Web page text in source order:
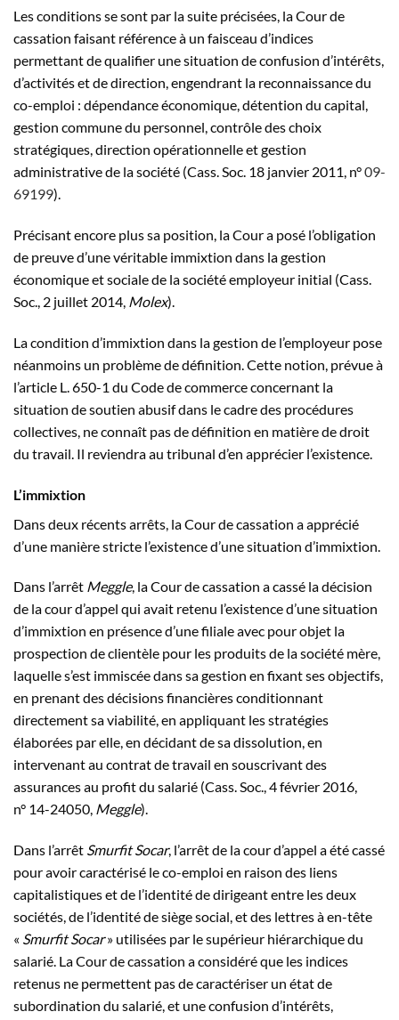
Les conditions se sont par la suite précisées, la Cour de
cassation faisant référence à un faisceau d’indices
permettant de qualifier une situation de confusion d’intérêts,
d’activités et de direction, engendrant la reconnaissance du
co-emploi : dépendance économique, détention du capital,
gestion commune du personnel, contrôle des choix
stratégiques, direction opérationnelle et gestion
administrative de la société (Cass. Soc. 18 janvier 2011, n°09-
69199).
Précisant encore plus sa position, la Cour a posé l’obligation
de preuve d’une véritable immixtion dans la gestion
économique et sociale de la société employeur initial (Cass.
Soc., 2 juillet 2014, Molex).
La condition d’immixtion dans la gestion de l’employeur pose
néanmoins un problème de définition. Cette notion, prévue à
l’article L. 650-1 du Code de commerce concernant la
situation de soutien abusif dans le cadre des procédures
collectives, ne connaît pas de définition en matière de droit
du travail. Il reviendra au tribunal d’en apprécier l’existence.
L’immixtion
Dans deux récents arrêts, la Cour de cassation a apprécié
d’une manière stricte l’existence d’une situation d’immixtion.
Dans l’arrêt Meggle, la Cour de cassation a cassé la décision
de la cour d’appel qui avait retenu l’existence d’une situation
d’immixtion en présence d’une filiale avec pour objet la
prospection de clientèle pour les produits de la société mère,
laquelle s’est immiscée dans sa gestion en fixant ses objectifs,
en prenant des décisions financières conditionnant
directement sa viabilité, en appliquant les stratégies
élaborées par elle, en décidant de sa dissolution, en
intervenant au contrat de travail en souscrivant des
assurances au profit du salarié (Cass. Soc., 4 février 2016,
n° 14-24050, Meggle).
Dans l’arrêt Smurfit Socar, l’arrêt de la cour d’appel a été cassé
pour avoir caractérisé le co-emploi en raison des liens
capitalistiques et de l’identité de dirigeant entre les deux
sociétés, de l’identité de siège social, et des lettres à en-tête
« Smurfit Socar» utilisées par le supérieur hiérarchique du
salarié. La Cour de cassation a considéré que les indices
retenus ne permettent pas de caractériser un état de
subordination du salarié, et une confusion d’intérêts,